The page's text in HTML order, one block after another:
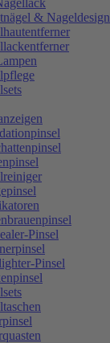
& Nageldesign
Pinsel
Pinsel